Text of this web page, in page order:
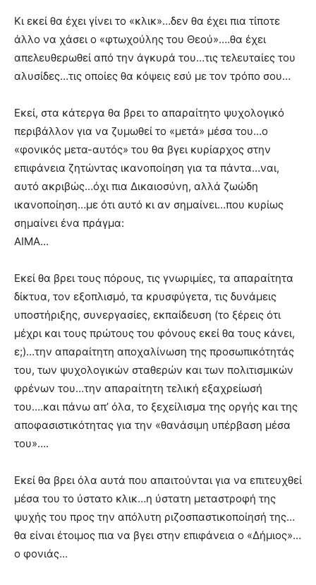
Κι εκεί θα έχει γίνει το «κλικ»…δεν θα έχει πια τίποτε
άλλο να χάσει ο «φτωχούλης του Θεού»….θα έχει
απελευθερωθεί από την άγκυρά του…τις τελευταίες του
αλυσίδες…τις οποίες θα κόψεις εσύ με τον τρόπο σου…
Εκεί, στα κάτεργα θα βρει το απαραίτητο ψυχολογικό
περιβάλλον για να ζυμωθεί το «μετά» μέσα του…ο
«φονικός μετα-αυτός» του θα βγει κυρίαρχος στην
επιφάνεια ζητώντας ικανοποίηση για τα πάντα…ναι,
αυτό ακριβώς…όχι πια Δικαιοσύνη, αλλά ζωώδη
ικανοποίηση…με ότι αυτό κι αν σημαίνει…που κυρίως
σημαίνει ένα πράγμα:
ΑΙΜΑ…
Εκεί θα βρει τους πόρους, τις γνωριμίες, τα απαραίτητα
δίκτυα, τον εξοπλισμό, τα κρυσφύγετα, τις δυνάμεις
υποστήριξης, συνεργασίες, εκπαίδευση (το ξέρεις ότι
μέχρι και τους πρώτους του φόνους εκεί θα τους κάνει,
ε;)…την απαραίτητη αποχαλίνωση της προσωπικότητάς
του, των ψυχολογικών σταθερών και των πολιτισμικών
φρένων του…την απαραίτητη τελική εξαχρείωσή
του….και πάνω απ’ όλα, το ξεχείλισμα της οργής και της
αποφασιστικότητας για την «θανάσιμη υπέρβαση μέσα
του»….
Εκεί θα βρει όλα αυτά που απαιτούνται για να επιτευχθεί
μέσα του το ύστατο κλικ…η ύστατη μεταστροφή της
ψυχής του προς την απόλυτη ριζοσπαστικοποίησή της…
θα είναι έτοιμος πια να βγει στην επιφάνεια ο «Δήμιος»…
ο φονιάς…